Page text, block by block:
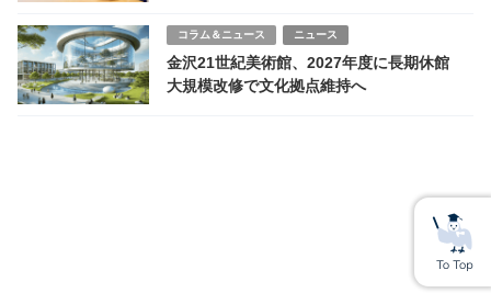
コラム＆ニュース ニュース
金沢21世紀美術館、2027年度に長期休館
大規模改修で文化拠点維持へ